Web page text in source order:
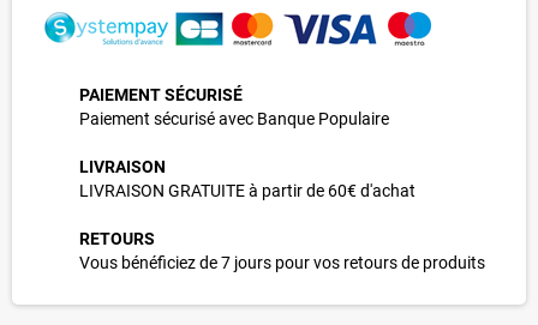
PAIEMENT SÉCURISÉ
Paiement sécurisé avec Banque Populaire
LIVRAISON
LIVRAISON GRATUITE à partir de 60€ d'achat
RETOURS
Vous bénéficiez de 7 jours pour vos retours de produits